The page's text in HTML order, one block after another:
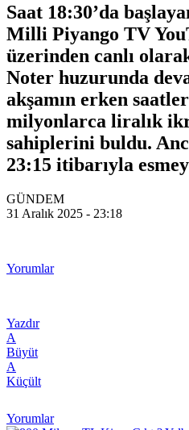
Saat 18:30’da
Milli Piyango TV
üzerinden canlı
Noter huzurunda
akşamın erken
milyonlarca liralık
sahiplerini buldu.
23:15 itibarıyla
GÜNDEM
31 Aralık 2025 - 23:18
Yorumlar
Yazdır
A
Büyüt
A
Küçült
Yorumlar